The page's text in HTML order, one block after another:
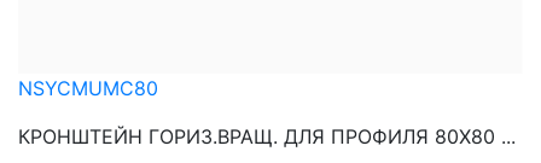
NSYCMUMC80
КРОНШТЕЙН ГОРИЗ.ВРАЩ. ДЛЯ ПРОФИЛЯ 80Х80 ...